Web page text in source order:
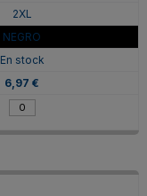
2XL
NEGRO
En stock
6,97 €